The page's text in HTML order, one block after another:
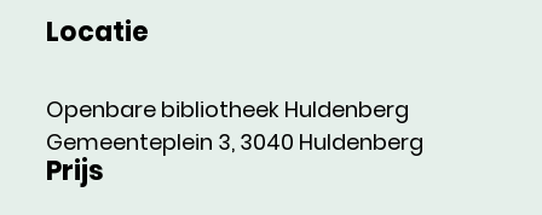
Locatie
Openbare bibliotheek Huldenberg
Gemeenteplein 3, 3040 Huldenberg
Prijs